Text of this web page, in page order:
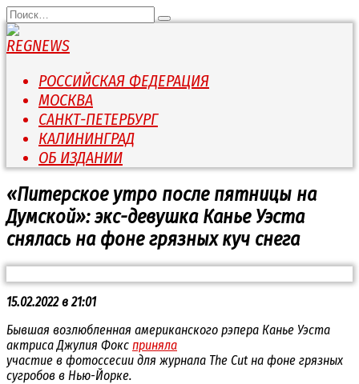
Перейти
к
содержанию
Search
for:
РОССИЙСКАЯ ФЕДЕРАЦИЯ
МОСКВА
САНКТ-ПЕТЕРБУРГ
КАЛИНИНГРАД
ОБ ИЗДАНИИ
«Питерское утро после пятницы на
Думской»: экс-девушка Канье Уэста
снялась на фоне грязных куч снега
15.02.2022 в 21:01
Бывшая возлюбленная американского рэпера Канье Уэста
актриса Джулия Фокс приняла
участие в фотоссесии для журнала The Cut на фоне грязных
сугробов в Нью-Йорке.